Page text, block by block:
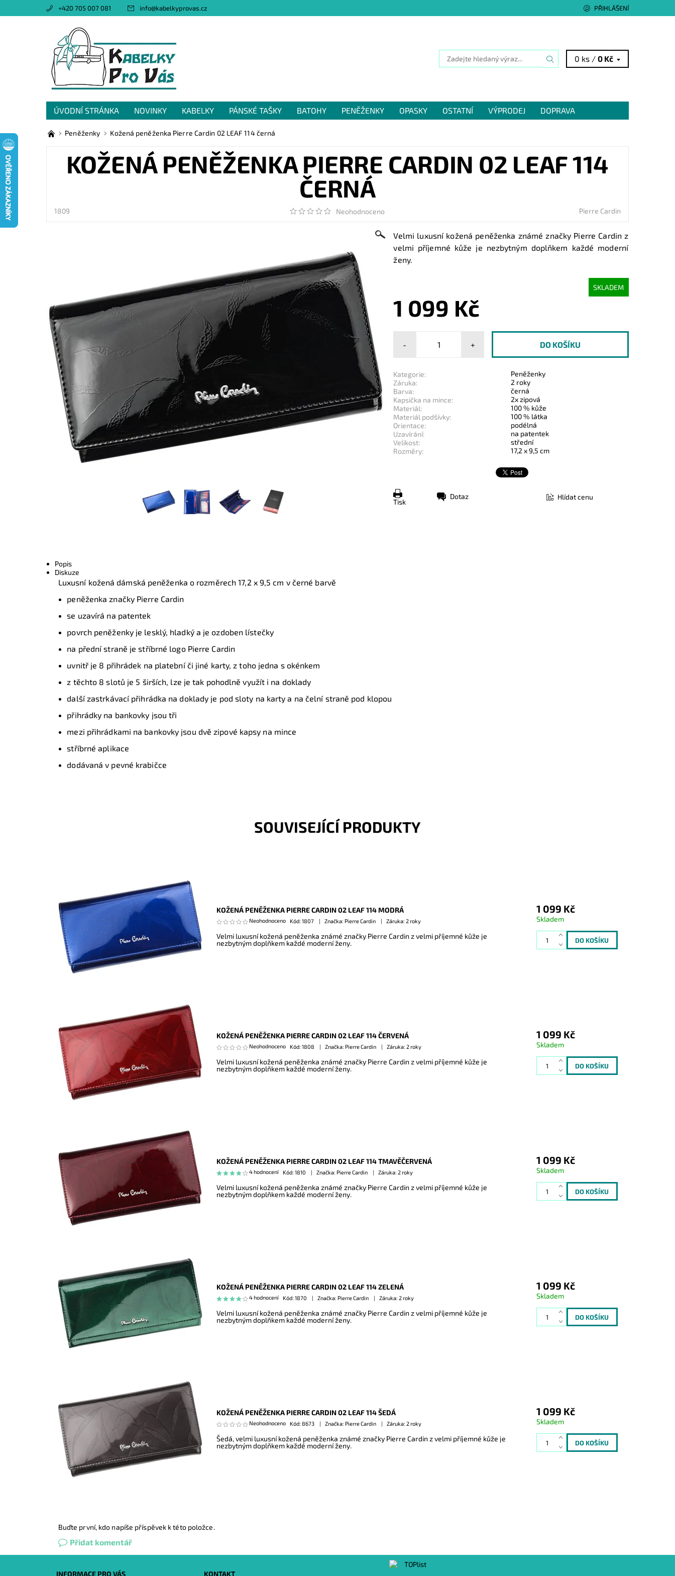
+420 705 007 081 info@kabelkyprovas.cz PŘIHLÁŠENÍ
0 ks /0 Kč
ÚVODNÍ STRÁNKA NOVINKY KABELKY PÁNSKÉ TAŠKY BATOHY PENĚŽENKY OPASKY OSTATNÍ VÝPRODEJ
DOPRAVA
OBCHODNÍ PODMÍNKY
GDPR NAPIŠTE NÁM
Peněženky Kožená peněženka Pierre Cardin 02 LEAF 114 černá
KOŽENÁ PENĚŽENKA PIERRE CARDIN 02 LEAF 114
ČERNÁ
1809 Neohodnoceno Pierre Cardin
Velmi luxusní kožená peněženka známé značky Pierre Cardin z
velmi příjemné kůže je nezbytným doplňkem každé moderní
ženy.
SKLADEM
1 099 Kč
- +
Kategorie:
Peněženky
Záruka:
2 roky
Barva:
černá
Kapsička na mince:
2x zipová
Materiál:
100 % kůže
Materiál podšívky:
100 % látka
Orientace:
podélná
Uzavírání:
na patentek
Velikost:
střední
Rozměry:
17,2 x 9,5 cm
Tisk
Dotaz Hlídat cenu
Popis
Diskuze
Luxusní kožená dámská peněženka o rozměrech17,2 x 9,5 cm v černé barvě
peněženka značky Pierre Cardin
se uzavírá na patentek
povrch peněženky je lesklý, hladký a je ozdoben lístečky
na přední straně je stříbrné logo Pierre Cardin
uvnitř je 8 přihrádek na platební či jiné karty, z toho jedna s okénkem
z těchto 8 slotů je 5 širších, lze je tak pohodlně využít i na doklady
další zastrkávací přihrádka na doklady je pod sloty na karty a na čelní straně pod klopou
přihrádky na bankovky jsou tři
mezi přihrádkami na bankovky jsou dvě zipové kapsy na mince
stříbrné aplikace
dodávaná v pevné krabičce
SOUVISEJÍCÍ PRODUKTY
KOŽENÁ PENĚŽENKA PIERRE CARDIN 02 LEAF 114 MODRÁ
Neohodnoceno Kód: 1807 Značka: Pierre Cardin Záruka: 2 roky
Velmi luxusní kožená peněženka známé značky Pierre Cardin z velmi příjemné kůže je
nezbytným doplňkem každé moderní ženy.
1 099 Kč
Skladem
KOŽENÁ PENĚŽENKA PIERRE CARDIN 02 LEAF 114 ČERVENÁ
Neohodnoceno Kód: 1808 Značka: Pierre Cardin Záruka: 2 roky
Velmi luxusní kožená peněženka známé značky Pierre Cardin z velmi příjemné kůže je
nezbytným doplňkem každé moderní ženy.
1 099 Kč
Skladem
KOŽENÁ PENĚŽENKA PIERRE CARDIN 02 LEAF 114 TMAVĚČERVENÁ
4 hodnocení Kód: 1810 Značka: Pierre Cardin Záruka: 2 roky
Velmi luxusní kožená peněženka známé značky Pierre Cardin z velmi příjemné kůže je
nezbytným doplňkem každé moderní ženy.
1 099 Kč
Skladem
KOŽENÁ PENĚŽENKA PIERRE CARDIN 02 LEAF 114 ZELENÁ
4 hodnocení Kód: 1870 Značka: Pierre Cardin Záruka: 2 roky
Velmi luxusní kožená peněženka známé značky Pierre Cardin z velmi příjemné kůže je
nezbytným doplňkem každé moderní ženy.
1 099 Kč
Skladem
KOŽENÁ PENĚŽENKA PIERRE CARDIN 02 LEAF 114 ŠEDÁ
Neohodnoceno Kód: 8673 Značka: Pierre Cardin Záruka: 2 roky
Šedá, velmi luxusní kožená peněženka známé značky Pierre Cardin z velmi příjemné kůže je
nezbytným doplňkem každé moderní ženy.
1 099 Kč
Skladem
Buďte první, kdo napíše příspěvek k této položce.
Přidat komentář
INFORMACE PRO VÁS KONTAKT